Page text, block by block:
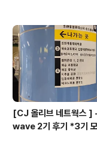
[CJ 올리브 네트웍스
wave 2기 후기 *3기